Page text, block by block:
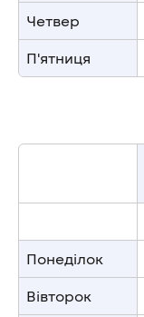
Четвер
П'ятниця
Понеділок
Вівторок